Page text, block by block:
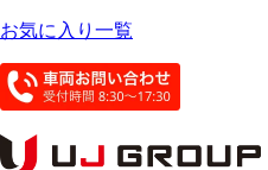
お気に入り一覧